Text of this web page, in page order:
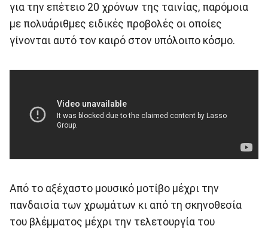
για την επέτειο 20 χρόνων της ταινίας, παρόμοια
με πολυάριθμες ειδικές προβολές οι οποίες
γίνονται αυτό τον καιρό στον υπόλοιπο κόσμο.
Από το αξέχαστο μουσικό μοτίβο μέχρι την
πανδαισία των χρωμάτων κι από τη σκηνοθεσία
του βλέμματος μέχρι την τελετουργία του